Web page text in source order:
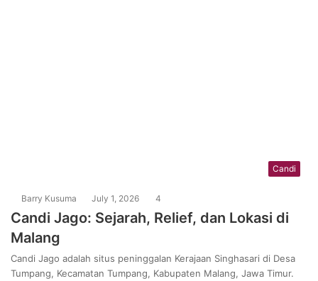
Candi
Barry Kusuma July 1, 2026 4
Candi Jago: Sejarah, Relief, dan Lokasi di
Malang
Candi Jago adalah situs peninggalan Kerajaan Singhasari di Desa
Tumpang, Kecamatan Tumpang, Kabupaten Malang, Jawa Timur.